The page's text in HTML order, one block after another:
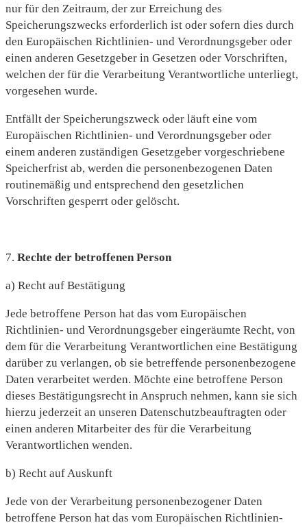
nur für den Zeitraum, der zur Erreichung des
Speicherungszwecks erforderlich ist oder sofern dies durch
den Europäischen Richtlinien- und Verordnungsgeber oder
einen anderen Gesetzgeber in Gesetzen oder Vorschriften,
welchen der für die Verarbeitung Verantwortliche unterliegt,
vorgesehen wurde.
Entfällt der Speicherungszweck oder läuft eine vom
Europäischen Richtlinien- und Verordnungsgeber oder
einem anderen zuständigen Gesetzgeber vorgeschriebene
Speicherfrist ab, werden die personenbezogenen Daten
routinemäßig und entsprechend den gesetzlichen
Vorschriften gesperrt oder gelöscht.
7. Rechte der betroffenen Person
a) Recht auf Bestätigung
Jede betroffene Person hat das vom Europäischen
Richtlinien- und Verordnungsgeber eingeräumte Recht, von
dem für die Verarbeitung Verantwortlichen eine Bestätigung
darüber zu verlangen, ob sie betreffende personenbezogene
Daten verarbeitet werden. Möchte eine betroffene Person
dieses Bestätigungsrecht in Anspruch nehmen, kann sie sich
hierzu jederzeit an unseren Datenschutzbeauftragten oder
einen anderen Mitarbeiter des für die Verarbeitung
Verantwortlichen wenden.
b) Recht auf Auskunft
Jede von der Verarbeitung personenbezogener Daten
betroffene Person hat das vom Europäischen Richtlinien-